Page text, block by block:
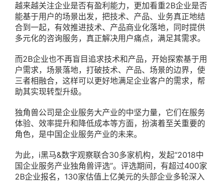
越来越关注企业是否有盈利能力，更加看重2B企业是否
能基于用户的场景出发，把技术、产品、业务真正地结
合到一起，有效推进技术、产品商业化落地，同时提供
多元化的咨询服务，真正解决用户痛点，满足其需求。
而2B企业也不再盲目追求技术和产品，开始探索基于用
户需求，场景落地，打破技术、产品、场景的边界，使
三者相融合，这样可以更好地满足企业客户的需求，帮
助其实现转型升级。
独角兽公司是企业服务大产业的中坚力量，它们在服务
体验、效率提升和降低成本等方面，扮演着至关重要的
角色，是中国企业服务产业的未来。
为此，i黑马&数字观察联合30多家机构，发起“2018中
国企业服务产业独角兽评选”。评选期间，有超过400家
2B企业报名，130家估值上亿美元的头部企业多轮深入